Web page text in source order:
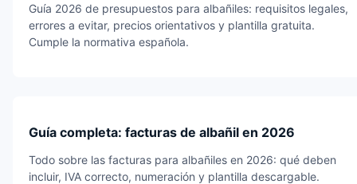
Guía 2026 de presupuestos para albañiles: requisitos legales,
errores a evitar, precios orientativos y plantilla gratuita.
Cumple la normativa española.
Guía completa: facturas de albañil en 2026
Todo sobre las facturas para albañiles en 2026: qué deben
incluir, IVA correcto, numeración y plantilla descargable.